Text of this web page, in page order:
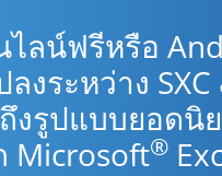
ลน์ฟรีหรือ
ลงระหว่าง SXC
งรูปแบบยอดนิ
Microsoft®